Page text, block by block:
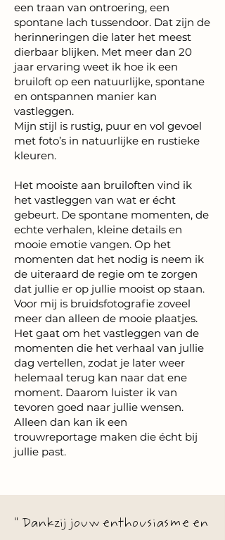
een traan van ontroering, een
spontane lach tussendoor. Dat zijn de
herinneringen die later het meest
dierbaar blijken. Met meer dan 20
jaar ervaring weet ik hoe ik een
bruiloft op een natuurlijke, spontane
en ontspannen manier kan
vastleggen.
Mijn stijl is rustig, puur en vol gevoel
met foto’s in natuurlijke en rustieke
kleuren.
Het mooiste aan bruiloften vind ik
het vastleggen van wat er écht
gebeurt. De spontane momenten, de
echte verhalen, kleine details en
mooie emotie vangen. Op het
momenten dat het nodig is neem ik
de uiteraard de regie om te zorgen
dat jullie er op jullie mooist op staan.
Voor mij is bruidsfotografie zoveel
meer dan alleen de mooie plaatjes.
Het gaat om het vastleggen van de
momenten die het verhaal van jullie
dag vertellen, zodat je later weer
helemaal terug kan naar dat ene
moment. Daarom luister ik van
tevoren goed naar jullie wensen.
Alleen dan kan ik een
trouwreportage maken die écht bij
jullie past.
" Dankzij jouw enthousiasme en